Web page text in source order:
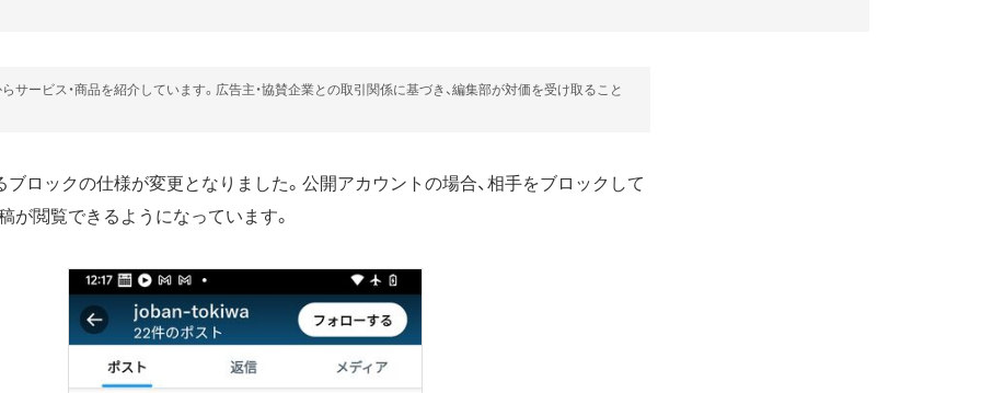
サービス・商品を紹介しています。広告主・協賛企業との取引関係に基づき、編集部が対価を受け取ること
ブロックの仕様が変更となりました。公開アカウントの場合、相手をブロックして
が閲覧できるようになっています。